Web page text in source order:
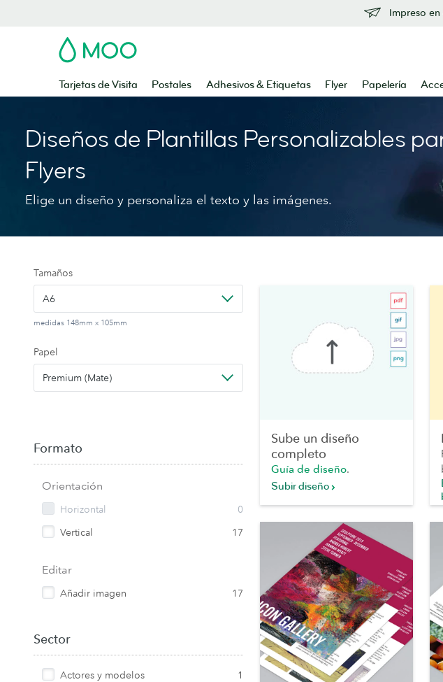
Impreso
MOO
Tarjetas de Visita Postales Adhesivos & Etiquetas Flyer Papelería
Diseños de Plantillas Personalizables
Flyers
Elige un diseño y personaliza el texto y las imágenes.
Tamaños
A6
medidas 148mm x 105mm
Papel
Premium (Mate)
Formato
Orientación
Horizontal
0
Vertical
17
Editar
Añadir imagen 17
Sector
Actores y modelos
1
Sube un diseño
completo
Guía de diseño.
Subir diseño